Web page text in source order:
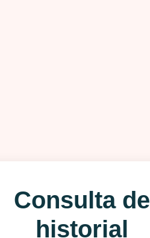
Consulta de
historial